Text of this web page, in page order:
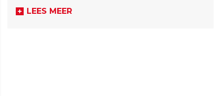
LEES MEER